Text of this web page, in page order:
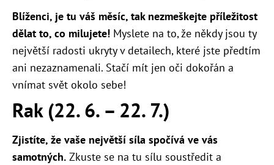
Blíženci, je tu váš měsíc, tak nezmeškejte příležitost
dělat to, co milujete! Myslete na to, že někdy jsou ty
největší radosti ukryty v detailech, které jste předtím
ani nezaznamenali. Stačí mít jen oči dokořán a
vnímat svět okolo sebe!
Rak (22. 6. – 22. 7.)
Zjistíte, že vaše největší síla spočívá ve vás
samotných. Zkuste se na tu sílu soustředit a